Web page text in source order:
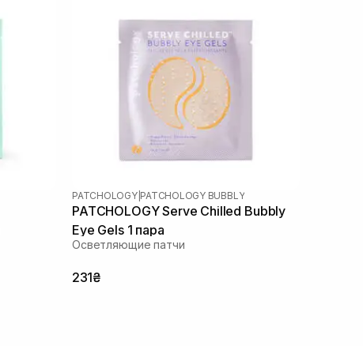
PATCHOLOGY| PATCHOLOGY BUBBLY
PATCHOLOGY Serve Chilled Bubbly
Eye Gels 1 пара
Осветляющие патчи
231₴